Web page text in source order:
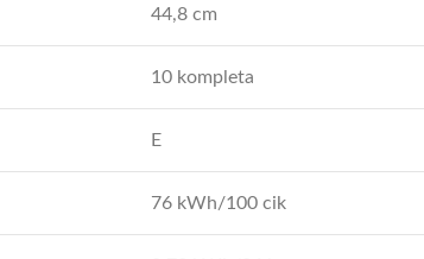
44,8 cm
10 kompleta
E
76 kWh/100 cik